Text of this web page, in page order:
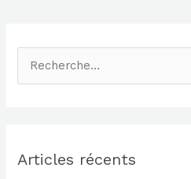
e
Articles récents